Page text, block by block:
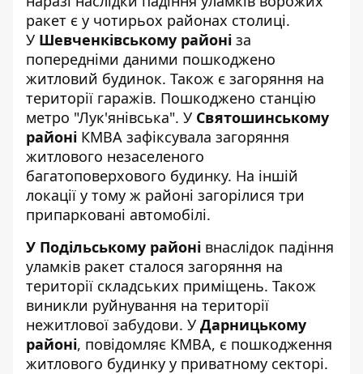
ракет є у чотирьох районах столиці.
У Шевченківському районі за
попередніми даними пошкоджено
житловий будинок. Також є загоряння на
території гаражів. Пошкоджено станцію
метро "Лук'янівська". У Святошинському
районі КМВА зафіксувала загоряння
житлового незаселеного
багатоповерхового будинку. На іншій
локації у тому ж районі загорілися три
припарковані автомобілі.
У Подільському районі внаслідок падіння
уламків ракет сталося загоряння на
території складських приміщень. Також
виникли руйнування на території
нежитлової забудови. У Дарницькому
районі, повідомляє КМВА, є пошкодження
житлового будинку у приватному секторі.